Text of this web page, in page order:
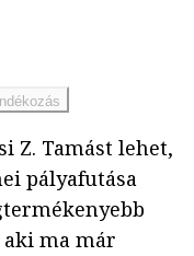
Z. Tamást lehet,
pályafutása
aki ma már